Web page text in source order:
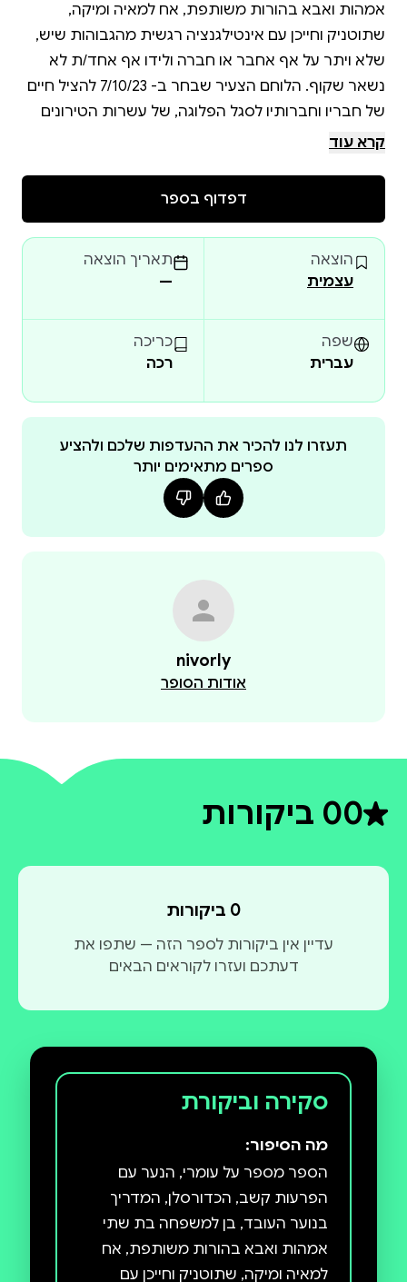
אמהות ואבא בהורות משותפת, אח למאיה ומיקה,
שתוטניק וחייכן עם אינטילגנציה רגשית מהגבוהות שיש,
שלא ויתר על אף אחבר או חברה ולידו אף אחד/ת לא
נשאר שקוף. הלוחם הצעיר שבחר ב- 7/10/23 להציל חיים
של חבריו וחברותיו לסגל הפלוגה, של עשרות הטירונים
והטירוניות שלו ושם עצמו לפני כולם, נלחם בגבורה בקרב
את חדירת המחבלים ואת כיבוש באח זיקים. באח זיקים
הספר מספר על עומרי כבן למשפחה המיוחדת הזו, כנער
וכגבר צעיר, דרך סיפורים קטנים מקבלים את התמונה
הגדולה שהוא היה.
קרא עוד
דפדוף בספר
הוצאה
עצמית
תאריך הוצאה
—
שפה
עברית
כריכה
רכה
תעזרו לנו להכיר את ההעדפות שלכם ולהציע
ספרים מתאימים יותר
nivorly
אודות הסופר
0דירוג ממוצע 0 מתוך 5
0 ביקורות
0 ביקורות
עדיין אין ביקורות לספר הזה — שתפו את
דעתכם ועזרו לקוראים הבאים
סקירה וביקורת
מה הסיפור:
הספר מספר על עומרי, הנער עם
הפרעות קשב, הכדורסלן, המדריך
בנוער העובד, בן למשפחה בת שתי
אמהות ואבא בהורות משותפת, אח
למאיה ומיקה, שתוטניק וחייכן עם